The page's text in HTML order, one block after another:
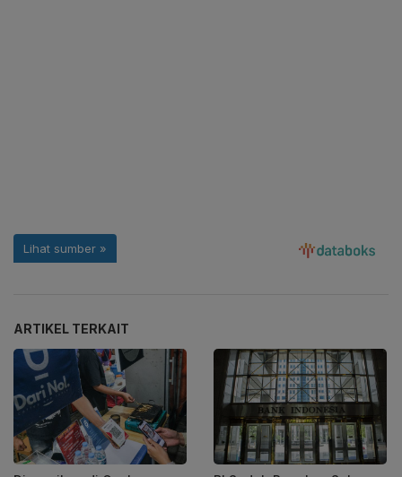
ARTIKEL TERKAIT